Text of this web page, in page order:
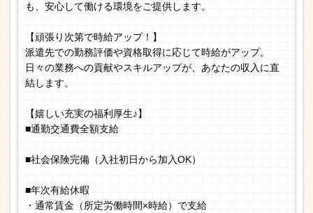
も、安心して働ける環境をご提供します。
【頑張り次第で時給アップ！】
派遣先での勤務評価や資格取得に応じて時給がアップ。
日々の業務への貢献やスキルアップが、あなたの収入に直
結します。
【嬉しい充実の福利厚生♪】
■通勤交通費全額支給
■社会保険完備（入社初日から加入OK）
■年次有給休暇
・通常賃金（所定労働時間×時給）で支給